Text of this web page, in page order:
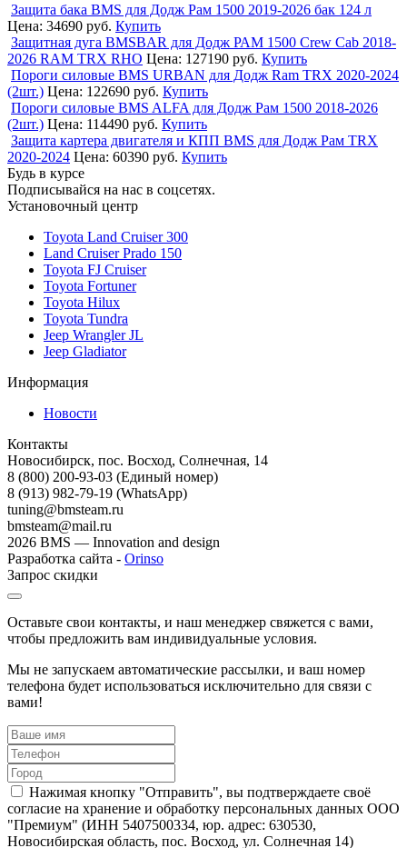
Защита бака BMS для Додж Рам 1500 2019-2026 бак 124 л
Цена: 34690 руб. Купить
Защитная дуга BMSBAR для Додж РАМ 1500 Crew Cab 2018-
2026 RAM TRX RHO Цена: 127190 руб. Купить
Пороги силовые BMS URBAN для Додж Ram TRX 2020-2024
(2шт.) Цена: 122690 руб. Купить
Пороги силовые BMS ALFA для Додж Рам 1500 2018-2026
(2шт.) Цена: 114490 руб. Купить
Защита картера двигателя и КПП BMS для Додж Рам TRX
2020-2024 Цена: 60390 руб. Купить
Будь в курсе
Подписывайся на нас в соцсетях.
Установочный центр
Toyota Land Cruiser 300
Land Cruiser Prado 150
Toyota FJ Cruiser
Toyota Fortuner
Toyota Hilux
Toyota Tundra
Jeep Wrangler JL
Jeep Gladiator
Информация
Новости
Контакты
Новосибирск, пос. Восход, Солнечная, 14
8 (800) 200-93-03 (Единый номер)
8 (913) 982-79-19 (WhatsApp)
tuning@bmsteam.ru
bmsteam@mail.ru
2026 BMS — Innovation and design
Разработка сайта - Orinso
Запрос скидки
Оставьте свои контакты, и наш менеджер свяжется с вами,
чтобы предложить вам индивидуальные условия.
Мы не запускаем автоматические рассылки, и ваш номер
телефона будет использоваться исключительно для связи с
вами!
Нажимая кнопку "Отправить", вы подтверждаете своё
согласие на хранение и обработку персональных данных ООО
"Премиум" (ИНН 5407500334, юр. адрес: 630530,
Новосибирская область, пос. Восход, ул. Солнечная 14)